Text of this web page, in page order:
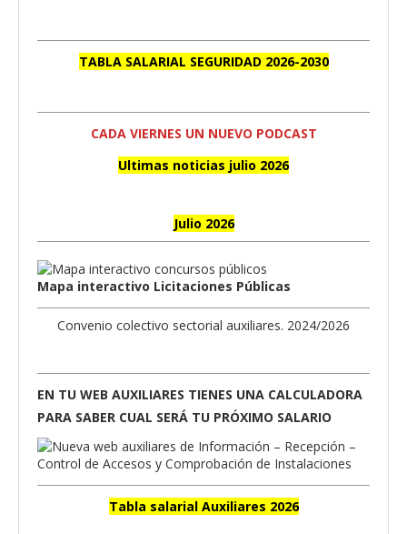
TABLA SALARIAL SEGURIDAD 2026-2030
CADA VIERNES UN NUEVO PODCAST
Ultimas noticias julio 2026
Julio 2026
Mapa interactivo Licitaciones Públicas
Convenio colectivo sectorial auxiliares. 2024/2026
EN TU WEB AUXILIARES TIENES UNA CALCULADORA
PARA SABER CUAL SERÁ TU PRÓXIMO SALARIO
Tabla salarial Auxiliares 2026